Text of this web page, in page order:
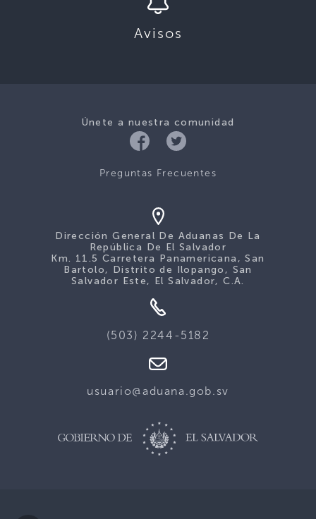
Avisos
Únete a nuestra comunidad
Preguntas Frecuentes
Dirección General De Aduanas De La
República De El Salvador
Km. 11.5 Carretera Panamericana, San
Bartolo, Distrito de Ilopango, San
Salvador Este, El Salvador, C.A.
(503) 2244-5182
usuario@aduana.gob.sv